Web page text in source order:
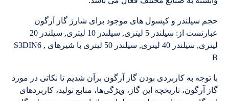
حجم سیلندر و کپسول های موجود برای شارژ گاز آرگون
عبارتست از: سیلندر 5 لیتری, سیلندر 10 لیتری, سیلندر 20
لیتری, سیلندر 40 لیتری, سیلندر 50 لیتری با شیرهای S3DIN6 ,
B
با توجه به کاربردی بودن گاز آرگون برآن شدیم تا نکاتی در مورد
گاز آرگون، تاریخچه این گاز، ویژگی‌ها، منابع تولید، کاربردهای